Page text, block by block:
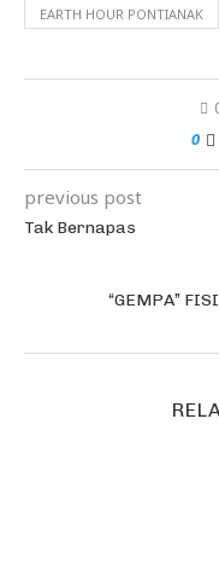
EARTH HOUR PONTIANAK
0
previous post
Tak Bernapas
“GEMPA”